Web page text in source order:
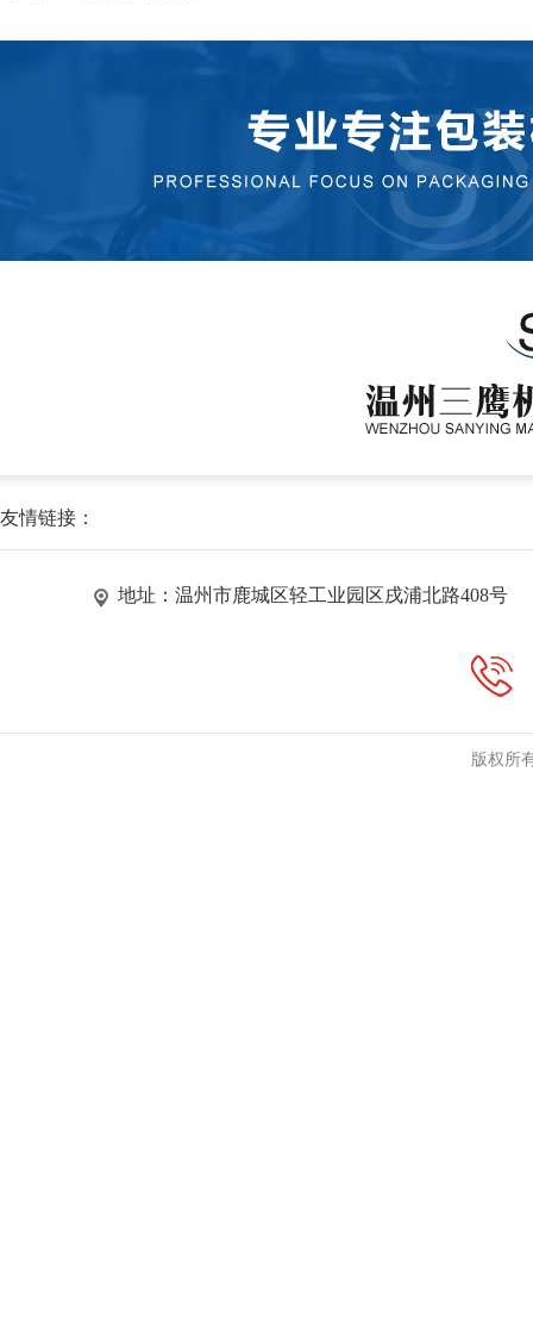
友情链接：
地址：温州市鹿城区轻工业园区戌浦北路408号
版权所